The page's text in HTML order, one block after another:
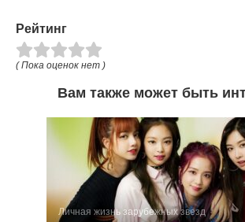
Рейтинг
( Пока оценок нет )
Вам также может быть
Личная жизнь зарубежных звезд